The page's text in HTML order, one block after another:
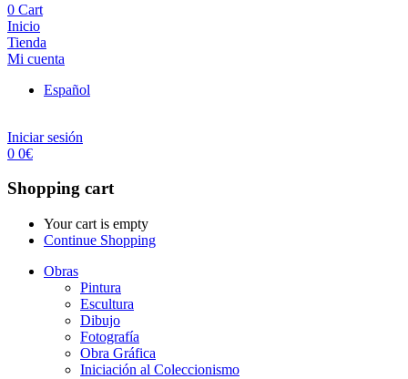
0 Cart
Inicio
Tienda
Mi cuenta
Español
Iniciar sesión
0 0€
Shopping cart
Your cart is empty
Continue Shopping
Obras
Pintura
Escultura
Dibujo
Fotografía
Obra Gráfica
Iniciación al Coleccionismo